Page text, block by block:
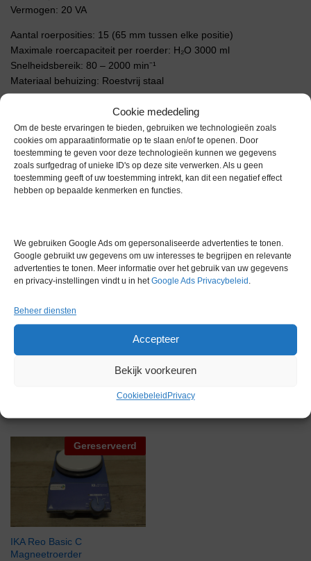
Cookie mededeling
Om de beste ervaringen te bieden, gebruiken we technologieën zoals
cookies om apparaatinformatie op te slaan en/of te openen. Door
toestemming te geven voor deze technologieën kunnen we gegevens
zoals surfgedrag of unieke ID's op deze site verwerken. Als u geen
toestemming geeft of uw toestemming intrekt, kan dit een negatief effect
hebben op bepaalde kenmerken en functies.
We gebruiken Google Ads om gepersonaliseerde advertenties te tonen.
Google gebruikt uw gegevens om uw interesses te begrijpen en relevante
advertenties te tonen. Meer informatie over het gebruik van uw gegevens
en privacy-instellingen vindt u in hetGoogle Ads Privacybeleid .
Beheer diensten
Accepteer
Bekijk voorkeuren
Cookiebeleid Privacy
Vermogen: 20 VA
Aantal roerposities: 15 (65 mm tussen elke positie)
Maximale roercapaciteit per roerder: H₂O 3000 ml
Snelheidsbereik: 80 – 2000 min⁻¹
Materiaal behuizing: Roestvrij staal
Buitenafmetingen (B) x (D) x (H): 42 x 24 x 4 cm
Extra informatie
Conditie Gebruikt in goede conditie
Garantie 1 maand
Gereserveerd
IKA Reo Basic C
Magneetroerder